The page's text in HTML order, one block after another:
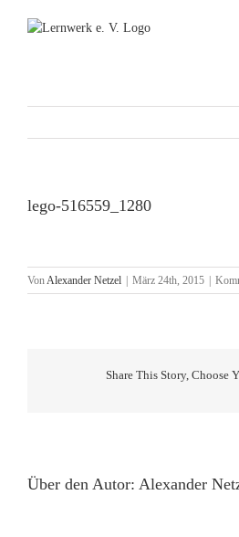
Inhalt
lego-516559_1280
VonAlexander Netzel März 24th, 2015
Share This Story, Choose
Über den Autor: Alexander